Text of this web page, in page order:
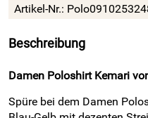
Artikel-Nr.:
Beschreibung
Damen Poloshirt Kemari
Spüre bei dem Damen